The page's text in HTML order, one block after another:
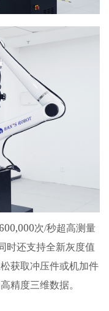
次/秒超高测量
时还支持全新灰度值
获取冲压件或机加件
精度三维数据。